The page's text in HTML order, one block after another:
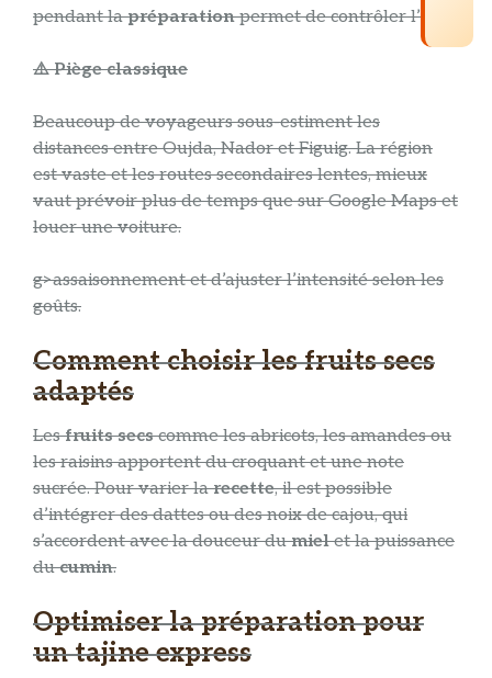
pendant lapréparationpermet de contrôler l’
⚠️ Piège classique
Beaucoup de voyageurs sous-estiment les
distances entre Oujda, Nador et Figuig. La région
est vaste et les routes secondaires lentes, mieux
vaut prévoir plus de temps que sur Google Maps et
louer une voiture.
g>assaisonnement et d’ajuster l’intensité selon les
goûts.
Comment choisir les fruits secs
adaptés
Lesfruits secscomme les abricots, les amandes ou
les raisins apportent du croquant et une note
sucrée. Pour varier larecette, il est possible
d’intégrer des dattes ou des noix de cajou, qui
s’accordent avec la douceur dumielet la puissance
ducumin.
Optimiser la préparation pour
un tajine express